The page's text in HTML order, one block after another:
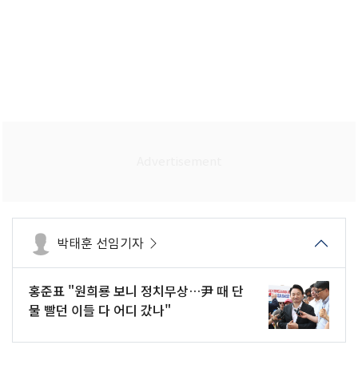
박태훈 선임기자
홍준표 "원희룡 보니 정치무상…尹 때 단
물 빨던 이들 다 어디 갔나"